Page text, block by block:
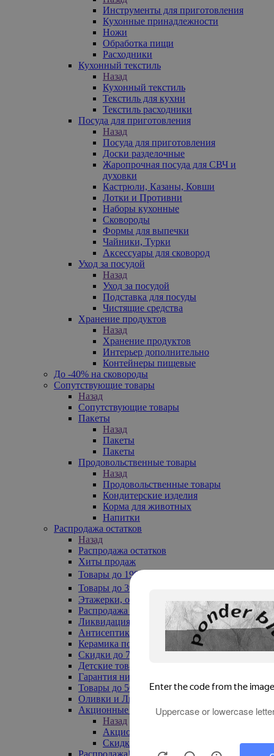
Инструменты для приготовления
Кухонные принадлежности
Ножи
Обработка пищи
Расходники
Кухонный текстиль
Назад
Кухонный текстиль
Текстиль для кухни
Текстиль расходники
Посуда для приготовления
Назад
Посуда для приготовления
Доски разделочные
Жаропрочная посуда для СВЧ и
духовки
Кастрюли, Казаны, Ковши
Лотки и Противни
Наборы кухонные
Сковороды
Формы для выпечки
Чайники, Турки
Аксессуары для сковород
Уход за посудой
Назад
Уход за посудой
Подставка для посуды
Чистящие средства
Хранение продуктов
Назад
Хранение продуктов
Интерьер дополнительно
Контейнеры пищевые
До -40% на сковороды
Сопутствующие товары
Назад
Сопутствующие товары
Пакеты
Назад
Пакеты
Пакеты
Продовольственные товары
Назад
Продовольственные товары
Кондитерские изделия
Корма для животных
Напитки
Распродажа остатков
Назад
Распродажа остатков
Хиты продаж
Товары до 199₽
Товары до 399₽
Этажерки, обувницы
Распродажа текстиля до -50%
Ликвидация до -70%
Антисептики
Керамика по 129 руб
Скидки до 70%
Детские товары
Гарантия низкой цены
Товары до 500 руб
Оливки и Лимоны
Акционные товары
Назад
Акционные товары
Скидка 20% по промокоду
Распродажа! Ульяновск до -70%